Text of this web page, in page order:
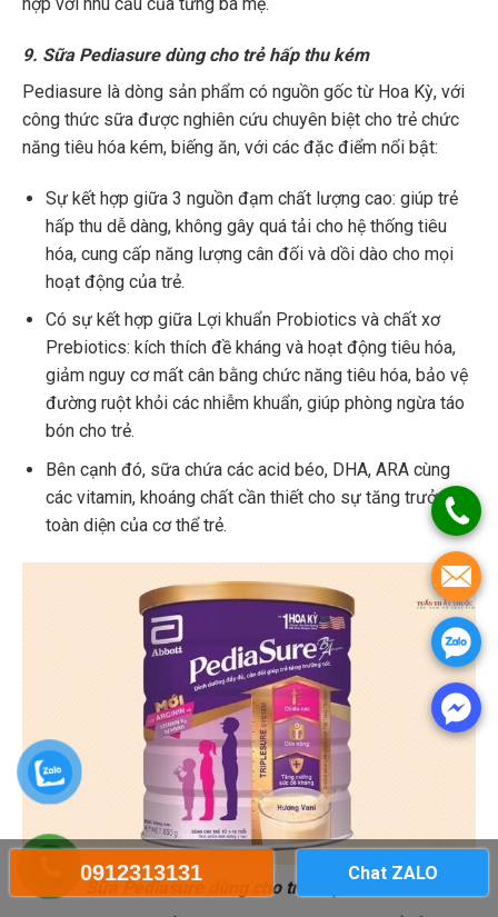
9. Sữa Pediasure dùng cho trẻ hấp thu kém
Pediasure là dòng sản phẩm có nguồn gốc từ Hoa Kỳ, với
công thức sữa được nghiên cứu chuyên biệt cho trẻ chức
năng tiêu hóa kém, biếng ăn, với các đặc điểm nổi bật:
Sự kết hợp giữa 3 nguồn đạm chất lượng cao: giúp trẻ
hấp thu dễ dàng, không gây quá tải cho hệ thống tiêu
hóa, cung cấp năng lượng cân đối và dồi dào cho mọi
hoạt động của trẻ.
Có sự kết hợp giữa Lợi khuẩn Probiotics và chất xơ
Prebiotics: kích thích đề kháng và hoạt động tiêu hóa,
giảm nguy cơ mất cân bằng chức năng tiêu hóa, bảo vệ
đường ruột khỏi các nhiễm khuẩn, giúp phòng ngừa táo
bón cho trẻ.
Bên cạnh đó, sữa chứa các acid béo, DHA, ARA cùng
các vitamin, khoáng chất cần thiết cho sự tăng trưởng
toàn diện của cơ thể trẻ.
Sữa Pediasure dùng cho trẻ hấp thu kém
0912313131 Chat ZALO